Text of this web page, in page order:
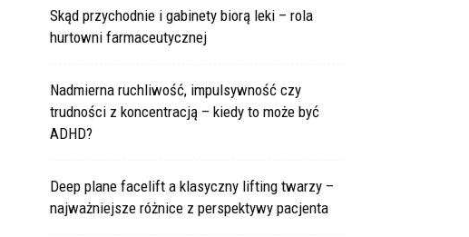
Skąd przychodnie i gabinety biorą leki – rola
hurtowni farmaceutycznej
Nadmierna ruchliwość, impulsywność czy
trudności z koncentracją – kiedy to może być
ADHD?
Deep plane facelift a klasyczny lifting twarzy –
najważniejsze różnice z perspektywy pacjenta